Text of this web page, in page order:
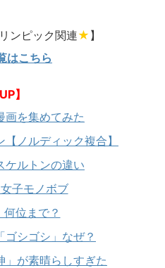
ンピック関連★ 】
はこちら
】
画を集めてみた
ノルディック複合】
ケルトンの違い
子モノボブ
何位まで？
ゴシゴシ」なぜ？
」が素晴らしすぎた